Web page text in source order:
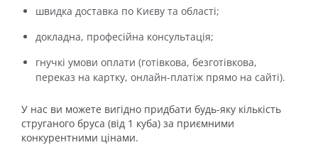
швидка доставка по Києву та області;
докладна, професійна консультація;
гнучкі умови оплати (готівкова, безготівкова,
переказ на картку, онлайн-платіж прямо на сайті).
У нас ви можете вигідно придбати будь-яку кількість
струганого бруса (від 1 куба) за приємними
конкурентними цінами.